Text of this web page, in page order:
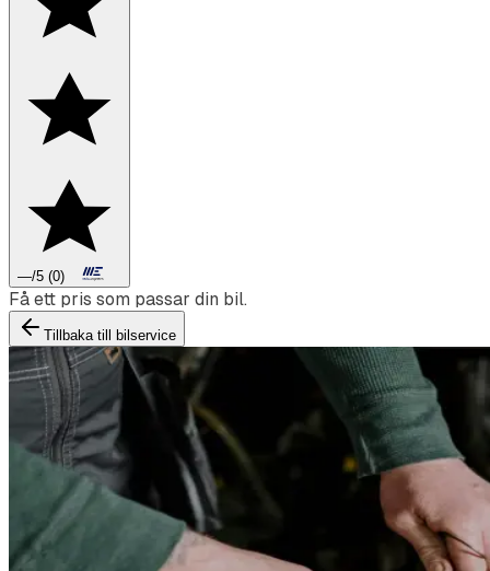
—/5 (0)
Boka däckbyte eller montering inför vintern.
Tillbaka till bilservice